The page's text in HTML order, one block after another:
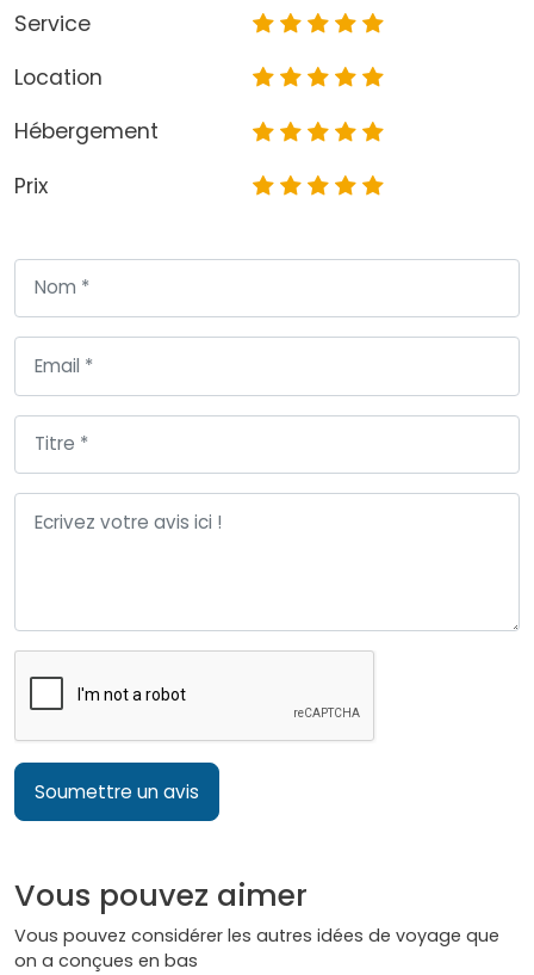
Service
Location
Hébergement
Prix
Soumettre un avis
Vous pouvez aimer
Vous pouvez considérer les autres idées de voyage que
on a conçues en bas